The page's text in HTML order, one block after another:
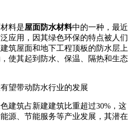
料是屋面防水材料中的一种，最近
应用，因其绿色环保的特点被人们
筑屋面和地下工程顶板的防水层上
使其起到防水、保温、隔热和生态
望带动防水行业的发展
建筑占新建建筑比重超过30%，这
源、节能服务等产业发展，其潜在